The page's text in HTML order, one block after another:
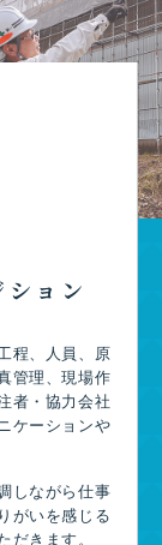
ョン
程、人員、原
管理、現場作
者・協力会社
ケーションや
しながら仕事
がいを感じる
だきます。